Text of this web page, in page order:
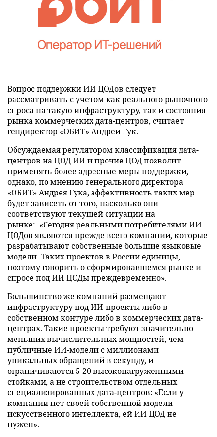
Вопрос поддержки ИИ ЦОДов следует
рассматривать с учетом как реального рыночного
спроса на такую инфраструктуру, так и состояния
рынка коммерческих дата-центров, считает
гендиректор «ОБИТ» Андрей Гук.
Обсуждаемая регулятором классификация дата-
центров на ЦОД ИИ и прочие ЦОД позволит
применять более адресные меры поддержки,
однако, по мнению генерального директора
«ОБИТ» Андрея Гука, эффективность таких мер
будет зависеть от того, насколько они
соответствуют текущей ситуации на
рынке: «Сегодня реальными потребителями ИИ
ЦОДов являются прежде всего компании, которые
разрабатывают собственные большие языковые
модели. Таких проектов в России единицы,
поэтому говорить о сформировавшемся рынке и
спросе под ИИ ЦОДы преждевременно».
Большинство же компаний размещают
инфраструктуру под ИИ-проекты либо в
собственном контуре либо в коммерческих дата-
центрах. Такие проекты требуют значительно
меньших вычислительных мощностей, чем
публичные ИИ-модели с миллионами
уникальных обращений в секунду, и
ограничиваются 5-20 высоконагруженными
стойками, а не строительством отдельных
специализированных дата-центров: «Если у
компании нет своей собственной модели
искусственного интеллекта, ей ИИ ЦОД не
нужен».